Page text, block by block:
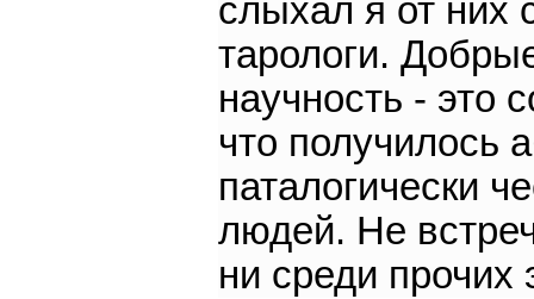
слыхал я от них
тарологи.
научность - это
что получилось
паталогически
людей. Не
ни среди прочих